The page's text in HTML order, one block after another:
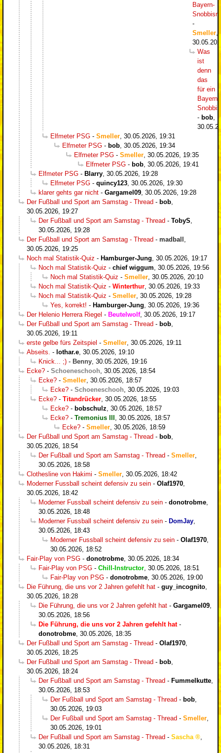
Bayern-
-
Smeller
Was
ist
denn
das
für ein
Bayern-
- bob
Elfmeter PSG - Smeller 30.05.2026, 19:31
Elfmeter PSG - bob 30.05.2026, 19:34
Elfmeter PSG - Smeller 30.05.2026, 19:35
Elfmeter PSG - bob 30.05.2026, 19:41
Elfmeter PSG - Blarry 30.05.2026, 19:28
Elfmeter PSG - quincy123 30.05.2026, 19:30
klarer gehts gar nicht - Gargamel09 30.05.2026, 19:28
Der Fußball und Sport am Samstag - Thread - bob
30.05.2026, 19:27
Der Fußball und Sport am Samstag - Thread - TobyS
30.05.2026, 19:28
Der Fußball und Sport am Samstag - Thread - madball
30.05.2026, 19:25
Noch mal Statistik-Quiz - Hamburger-Jung 30.05.2026, 19:17
Noch mal Statistik-Quiz - chief wiggum 30.05.2026, 19:56
Noch mal Statistik-Quiz - Smeller 30.05.2026, 20:10
Noch mal Statistik-Quiz - Winterthur 30.05.2026, 19:33
Noch mal Statistik-Quiz - Smeller 30.05.2026, 19:28
Yes, korrekt! - Hamburger-Jung 30.05.2026, 19:36
Der Helenio Herrera Riegel - Beutelwolf, 30.05.2026, 19:17
Der Fußball und Sport am Samstag - Thread - bob
30.05.2026, 19:11
erste gelbe fürs Zeitspiel - Smeller 30.05.2026, 19:11
Abseits. - lothar.e 30.05.2026, 19:10
Knick... ;) - Benny 30.05.2026, 19:16
Ecke? - Schoeneschooh 30.05.2026, 18:54
Ecke? - Smeller 30.05.2026, 18:57
Ecke? - Schoeneschooh 30.05.2026, 19:03
Ecke? - Titandrücker 30.05.2026, 18:55
Ecke? - bobschulz 30.05.2026, 18:57
Ecke? - Tremonius III
30.05.2026, 18:57
Ecke? - Smeller 30.05.2026, 18:59
Der Fußball und Sport am Samstag - Thread - bob
30.05.2026, 18:54
Der Fußball und Sport am Samstag - Thread - Smeller
30.05.2026, 18:58
Clothesline von Hakimi - Smeller 30.05.2026, 18:42
Moderner Fussball scheint defensiv zu sein - Olaf1970
30.05.2026, 18:42
Moderner Fussball scheint defensiv zu sein - donotrobme
30.05.2026, 18:48
Moderner Fussball scheint defensiv zu sein - DomJay
30.05.2026, 18:43
Moderner Fussball scheint defensiv zu sein - Olaf1970
30.05.2026, 18:52
Fair-Play von PSG - donotrobme 30.05.2026, 18:34
Fair-Play von PSG - Chill-Instructor 30.05.2026, 18:51
Fair-Play von PSG - donotrobme 30.05.2026, 19:00
Die Führung, die uns vor 2 Jahren gefehlt hat - guy_incognito
30.05.2026, 18:28
Die Führung, die uns vor 2 Jahren gefehlt hat - Gargamel09
30.05.2026, 18:56
Die Führung, die uns vor 2 Jahren gefehlt hat-
donotrobme 30.05.2026, 18:35
Der Fußball und Sport am Samstag - Thread - Olaf1970
30.05.2026, 18:25
Der Fußball und Sport am Samstag - Thread - bob
30.05.2026, 18:24
Der Fußball und Sport am Samstag - Thread - Fummelkutte
30.05.2026, 18:53
Der Fußball und Sport am Samstag - Thread - bob
30.05.2026, 19:03
Der Fußball und Sport am Samstag - Thread - Smeller
30.05.2026, 19:01
Der Fußball und Sport am Samstag - Thread - Sascha
30.05.2026, 18:31